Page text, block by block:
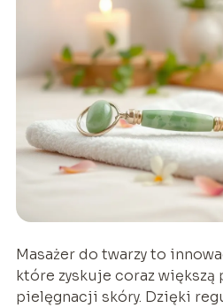
Masażer do twarzy to
które zyskuje coraz większą
pielęgnacji skóry. Dzięki